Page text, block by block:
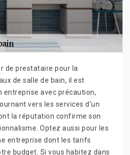
de prestataire pour la
de salle de bain, il est
entreprise avec précaution,
vers les services d’un
la réputation confirme son
Optez aussi pour les
entreprise dont les tarifs
budget. Si vous habitez dans